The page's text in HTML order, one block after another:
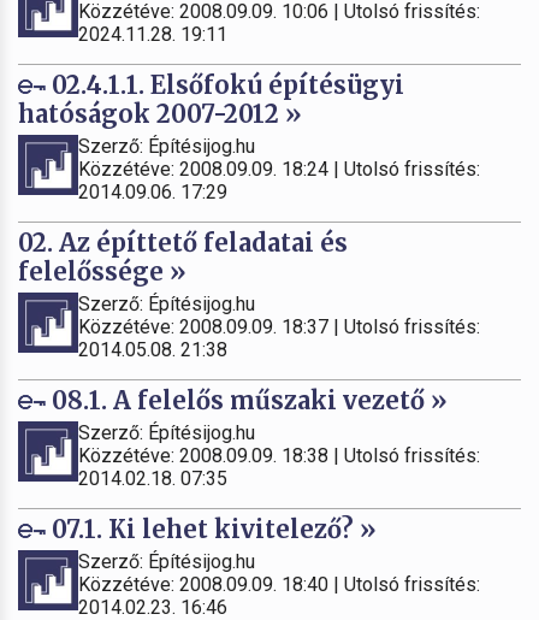
Közzétéve: 2008.09.09. 10:06 | Utolsó frissítés:
2024.11.28. 19:11
02.4.1.1. Elsőfokú építésügyi
hatóságok 2007-2012 »
Szerző: Építésijog.hu
Közzétéve: 2008.09.09. 18:24 | Utolsó frissítés:
2014.09.06. 17:29
02. Az építtető feladatai és
felelőssége »
Szerző: Építésijog.hu
Közzétéve: 2008.09.09. 18:37 | Utolsó frissítés:
2014.05.08. 21:38
08.1. A felelős műszaki vezető »
Szerző: Építésijog.hu
Közzétéve: 2008.09.09. 18:38 | Utolsó frissítés:
2014.02.18. 07:35
07.1. Ki lehet kivitelező? »
Szerző: Építésijog.hu
Közzétéve: 2008.09.09. 18:40 | Utolsó frissítés:
2014.02.23. 16:46